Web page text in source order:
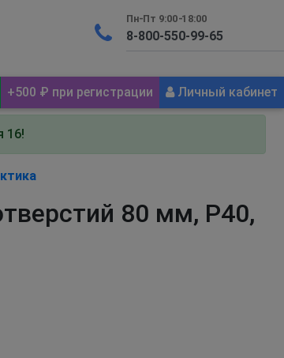
Пн-Пт 9:00-18:00
+500 ₽ при регистрации Личный кабинет
16!
80 мм, P40,